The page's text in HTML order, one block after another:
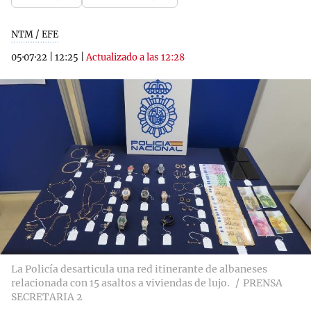
NTM / EFE
05·07·22
12:25 |Actualizado a las 12:28
La Policía desarticula una red itinerante de albaneses
relacionada con 15 asaltos a viviendas de lujo.
PRENSA
SECRETARIA 2